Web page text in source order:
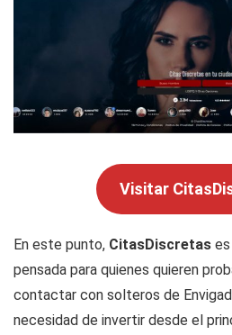
Visitar
En este punto, CitasDiscretas
pensada para quienes quieren
contactar con solteros de
necesidad de invertir desde el